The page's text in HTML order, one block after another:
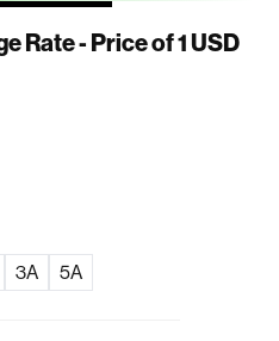
Rate - Price of 1 USD
3A 5A